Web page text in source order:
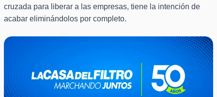
cruzada para liberar a las empresas, tiene la intención de
acabar eliminándolos por completo.